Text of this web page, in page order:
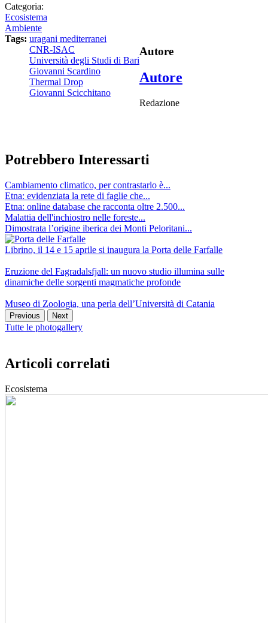
Categoria:
Ecosistema
Ambiente
Tags: uragani mediterranei
CNR-ISAC
Università degli Studi di Bari
Giovanni Scardino
Thermal Drop
Giovanni Scicchitano
Autore
Autore
Redazione
Potrebbero Interessarti
Cambiamento climatico, per contrastarlo è...
Etna: evidenziata la rete di faglie che...
Etna: online database che racconta oltre 2.500...
Malattia dell'inchiostro nelle foreste...
Dimostrata l’origine iberica dei Monti Peloritani...
Librino, il 14 e 15 aprile si inaugura la Porta delle Farfalle
Eruzione del Fagradalsfjall: un nuovo studio illumina sulle
dinamiche delle sorgenti magmatiche profonde
Museo di Zoologia, una perla dell’Università di Catania
Previous Next
Tutte le photogallery
Articoli correlati
Ecosistema